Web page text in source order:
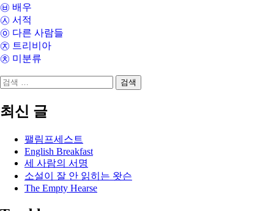
㉥ 배우
㉦ 서적
㉧ 다른 사람들
㉨ 트리비아
㉩ 미분류
검
최신 글
팰림프세스트
English Breakfast
세 사람의 서명
소설이 잘 안 읽히는 왓슨
The Empty Hearse